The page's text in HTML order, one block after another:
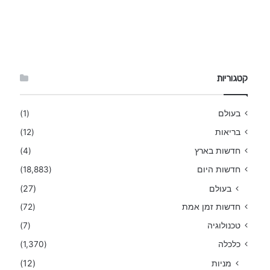
קטגוריות
בעולם
(1)
בריאות
(12)
חדשות בארץ
(4)
חדשות היום
(18,883)
בעולם (27)
חדשות זמן אמת
(72)
טכנולוגיה
(7)
כלכלה
(1,370)
מניות (12)